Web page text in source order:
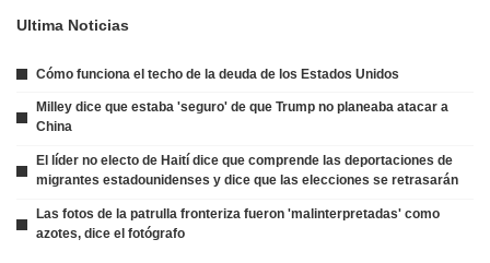
Ultima Noticias
Cómo funciona el techo de la deuda de los Estados Unidos
Milley dice que estaba 'seguro' de que Trump no planeaba atacar a
China
El líder no electo de Haití dice que comprende las deportaciones de
migrantes estadounidenses y dice que las elecciones se retrasarán
Las fotos de la patrulla fronteriza fueron 'malinterpretadas' como
azotes, dice el fotógrafo